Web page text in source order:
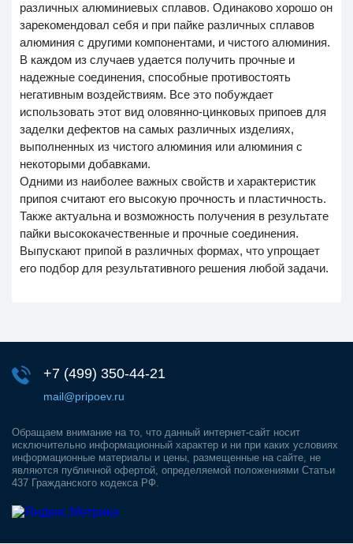
различных алюминиевых сплавов. Одинаково хорошо он
зарекомендовал себя и при пайке различных сплавов
алюминия с другими компонентами, и чистого алюминия.
В каждом из случаев удается получить прочные и
надежные соединения, способные противостоять
негативным воздействиям. Все это побуждает
использовать этот вид оловянно-цинковых припоев для
заделки дефектов на самых различных изделиях,
выполненных из чистого алюминия или алюминия с
некоторыми добавками.
Одними из наиболее важных свойств и характеристик
припоя считают его высокую прочность и пластичность.
Также актуальна и возможность получения в результате
пайки высококачественные и прочные соединения.
Выпускают припой в различных формах, что упрощает
его подбор для результативного решения любой задачи.
+7 (499) 350-44-21
mail@pripoev.ru
Обращаем внимание на то, что данный интернет-сайт носит
исключительно информационный характер и ни при каких условиях
информационные материалы и цены, размещенные на сайте, не
являются публичной офертой, определяемой положениями Статьи
437 Гражданского кодекса РФ.